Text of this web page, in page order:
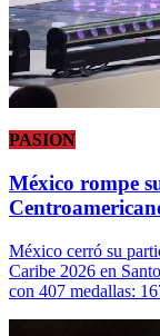
PASION
México rompe
México cerró su
Caribe 2026 en
con 407 medallas: